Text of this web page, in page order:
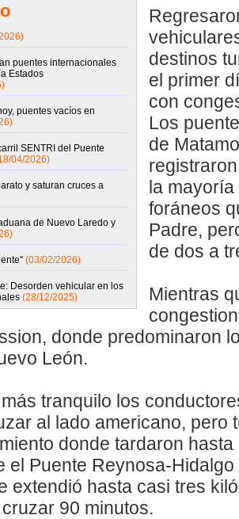
puentes internacionales
Estados
puentes vacíos en
SENTRI del Puente
04/2026)
y saturan cruces a
de Nuevo Laredo y
(03/02/2026)
Desorden vehicular en los
(28/12/2025)
destinos
el primer
con
Los
de
la
foráneos
Padre,
de dos a
Mientras
donde predominaron
León.
tranquilo los
al lado americano, pero
donde tardaron
el Puente Reynosa-
extendió hasta casi tres
90 minutos.